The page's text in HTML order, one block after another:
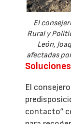
El
Rural y
León,
afectadas
Soluciones
El
contacto“